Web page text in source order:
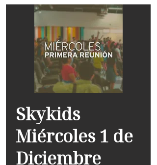
Skykids
Miércoles 1 de
Diciembre